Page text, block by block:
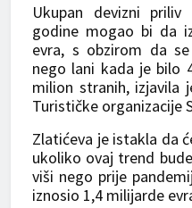
Ukupan devizni
godine mogao bi da
evra, s obzirom da
nego lani kada je bilo
milion stranih, izjavila
Turističke organizacije
Zlatićeva je istakla da
ukoliko ovaj trend
viši nego prije
iznosio 1,4 milijarde